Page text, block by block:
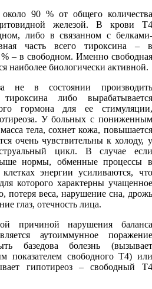
90 % от общего количества
железой. В крови Т4
либо в связанном с белками-
часть всего тироксина – в
– в свободном. Именно свободная
наиболее биологически активной.
не в состоянии производить
либо вырабатывается
гормона для ее стимуляции,
У больных с пониженным
тела, сохнет кожа, повышается
очень чувствительны к холоду, у
цикл. В случае если
нормы, обменные процессы в
энергии усиливаются, что
которого характерны учащенное
потеря веса, нарушение сна, дрожь
глаз, отечность лица.
причиной нарушения баланса
аутоиммунное поражение
базедова болезнь (вызывает
показателем свободного Т4) или
гипотиреоз – свободный Т4